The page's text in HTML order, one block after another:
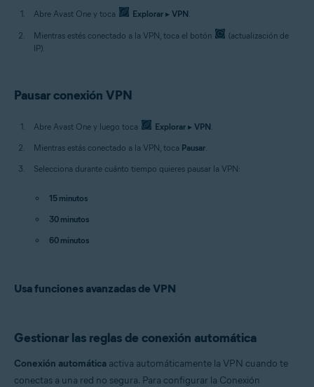
Abre Avast One y toca Explorar ▸ VPN.
Mientras estés conectado a la VPN, toca el botón
(actualización de
IP).
Pausar conexión VPN
Abre Avast One y luego toca Explorar ▸ VPN.
Mientras estás conectado a la VPN, toca Pausar.
Selecciona durante cuánto tiempo quieres pausar la VPN:
15 minutos
30 minutos
60 minutos
Usa funciones avanzadas de VPN
Gestionar las reglas de conexión automática
Conexión automática activa automáticamente la VPN cuando te
conectas a una red no segura. Para configurar la Conexión